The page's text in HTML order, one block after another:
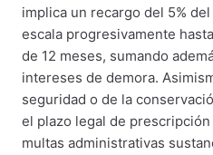
implica un recargo del 5%
escala progresivamente
de 12 meses, sumando
intereses de demora.
seguridad o de la
el plazo legal de
multas administrativas